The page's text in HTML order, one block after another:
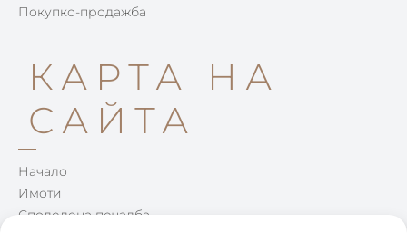
Покупко-продажба
КАРТА НА
САЙТА
Начало
Имоти
Споделена печалба